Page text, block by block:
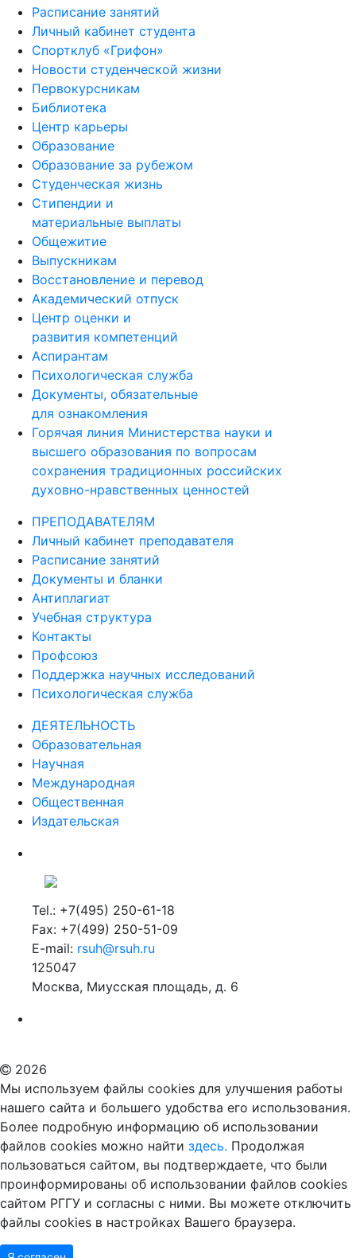
Расписание занятий
Личный кабинет студента
Спортклуб «Грифон»
Новости студенческой жизни
Первокурсникам
Библиотека
Центр карьеры
Образование
Образование за рубежом
Студенческая жизнь
Стипендии и
материальные выплаты
Общежитие
Выпускникам
Восстановление и перевод
Академический отпуск
Центр оценки и
развития компетенций
Аспирантам
Психологическая служба
Документы, обязательные
для ознакомления
Горячая линия Министерства науки и
высшего образования по вопросам
сохранения традиционных российских
духовно-нравственных ценностей
ПРЕПОДАВАТЕЛЯМ
Личный кабинет преподавателя
Расписание занятий
Документы и бланки
Антиплагиат
Учебная структура
Контакты
Профсоюз
Поддержка научных исследований
Психологическая служба
ДЕЯТЕЛЬНОСТЬ
Образовательная
Научная
Международная
Общественная
Издательская
Tel.: +7(495) 250-61-18
Fax: +7(499) 250-51-09
E-mail: rsuh@rsuh.ru
125047
Москва, Миусская площадь, д. 6
2026
Мы используем файлы cookies для улучшения работы
нашего сайта и большего удобства его использования.
Более подробную информацию об использовании
файлов cookies можно найти здесь. Продолжая
пользоваться сайтом, вы подтверждаете, что были
проинформированы об использовании файлов cookies
сайтом РГГУ и согласны с ними. Вы можете отключить
файлы cookies в настройках Вашего браузера.